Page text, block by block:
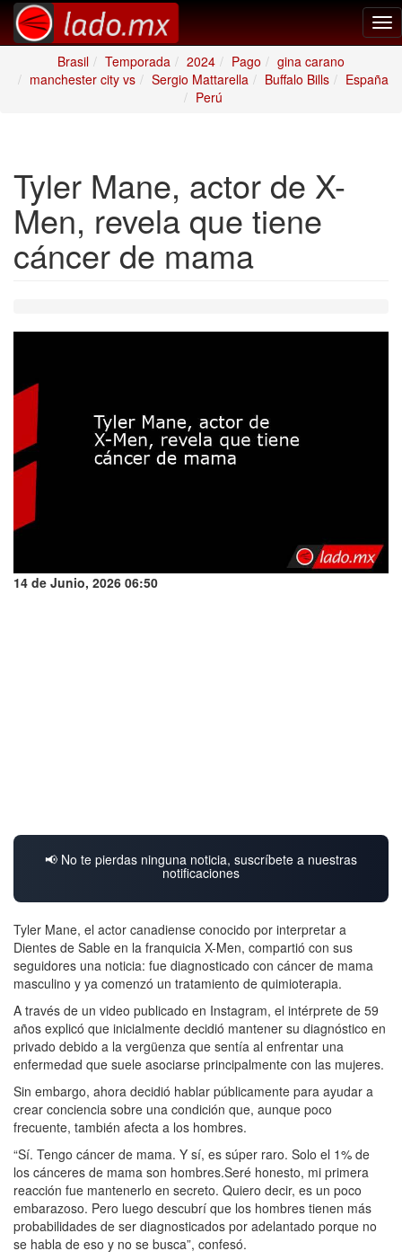
Brasil
Temporada 2024 Pago
gina carano
manchester city vs
Sergio Mattarella Buffalo Bills
España
Perú
Tyler Mane, actor de X-
Men, revela que tiene
cáncer de mama
14 de Junio, 2026 06:50
📢 No te pierdas ninguna noticia, suscríbete a nuestras
notificaciones
Tyler Mane, el actor canadiense conocido por interpretar a
Dientes de Sable en la franquicia X-Men, compartió con sus
seguidores una noticia: fue diagnosticado con cáncer de mama
masculino y ya comenzó un tratamiento de quimioterapia.
A través de un video publicado en Instagram, el intérprete de 59
años explicó que inicialmente decidió mantener su diagnóstico en
privado debido a la vergüenza que sentía al enfrentar una
enfermedad que suele asociarse principalmente con las mujeres.
Sin embargo, ahora decidió hablar públicamente para ayudar a
crear conciencia sobre una condición que, aunque poco
frecuente, también afecta a los hombres.
“Sí. Tengo cáncer de mama. Y sí, es súper raro. Solo el 1% de
los cánceres de mama son hombres.Seré honesto, mi primera
reacción fue mantenerlo en secreto. Quiero decir, es un poco
embarazoso. Pero luego descubrí que los hombres tienen más
probabilidades de ser diagnosticados por adelantado porque no
se habla de eso y no se busca”, confesó.